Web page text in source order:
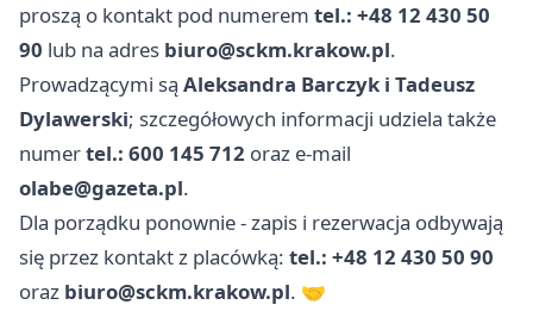
proszą o kontakt pod numerem tel.: +48 12 430 50
90 lub na adres biuro@sckm.krakow.pl.
Prowadzącymi są Aleksandra Barczyk i Tadeusz
Dylawerski; szczegółowych informacji udziela także
numertel.: 600 145 712 oraz e-mail
olabe@gazeta.pl.
Dla porządku ponownie - zapis i rezerwacja odbywają
się przez kontakt z placówką: tel.: +48 12 430 50 90
oraz biuro@sckm.krakow.pl. 🤝